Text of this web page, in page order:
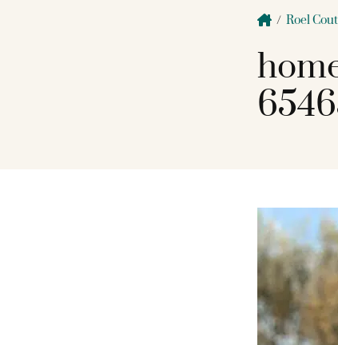
/ Roel